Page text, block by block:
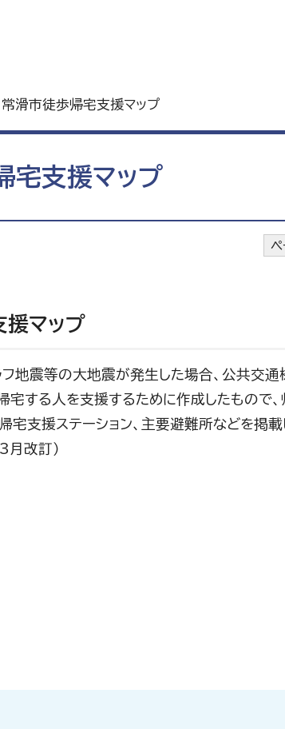
滑市徒歩帰宅支援マップ
宅支援マップ
マップ
フ地震等の大地震が発生した場合、公共交
宅する人を支援するために作成したもので
宅支援ステーション、主要避難所などを掲
月改訂）